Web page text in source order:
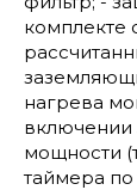
комплекте
нагрева
включении
мощности
таймера по